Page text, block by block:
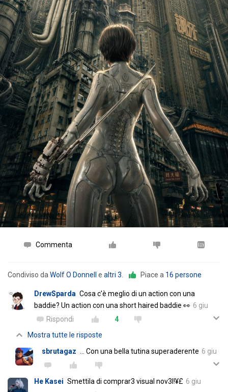
Commenta
Condiviso da Wolf O Donnell e altri 3 Piace a 16 persone
DrewSparda Cosa c'è meglio di un action con una
baddie? Un action con una short haired baddie 👀 6 giu
Rispondi
4
Mostra tutte le risposte
sbrutagaz
... Con una bella tutina superaderente 6 giu
He Kasei Smettila di comprar3 visual nov3l!¥£ 6 giu